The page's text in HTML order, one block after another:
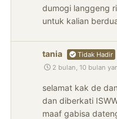
dumogi langgeng
untuk kalian
tania
Tidak Hadir
2 bulan, 10 bulan
selamat kak de
dan diberkati
maaf gabisa